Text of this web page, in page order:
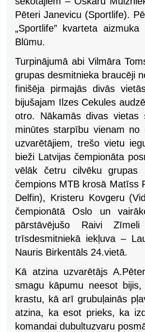
Pēteri Janevicu (Sportlife).
„Sportlife” kvarteta
Blūmu.
Turpinājumā abi Vilmāra
grupas desmitnieka braucēji
finišēja pirmajās divās
bijušajam Ilzes Cekules
otro. Nākamās divas vietas
minūtes starpību vienam
uzvarētājiem, trešo vietu
bieži Latvijas čempionāta
vēlāk četru cilvēku grupas
čempions MTB krosā Matīss
Delfin), Kristeru Kovgeru
čempionātā Oslo un
pārstāvējušo Raivi
trīsdesmitniekā iekļuva –
Nauris Birkentāls 24.vietā.
Kā atzina uzvarētājs
smagu kāpumu neesot
krastu, kā arī grubuļainās
atzina, ka esot prieks, ka
komandai dubultuzvaru